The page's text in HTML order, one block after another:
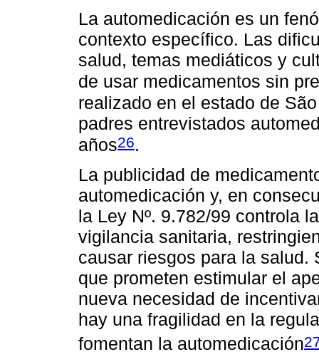
La automedicación es un
contexto específico. Las
salud, temas mediáticos y
de usar medicamentos sin
realizado en el estado de
padres entrevistados
años26.
La publicidad de
automedicación y, en
la Ley Nº. 9.782/99 controla
vigilancia sanitaria,
causar riesgos para la salud.
que prometen estimular el
nueva necesidad de
hay una fragilidad en la
fomentan la automedicación